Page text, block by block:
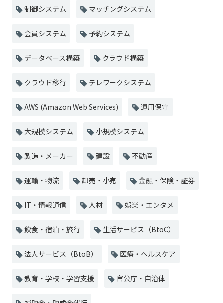
制御システム マッチングシステム
会員システム 予約システム
データベース構築 クラウド構築
クラウド移行 テレワークシステム
AWS (Amazon Web Services) 運用保守
大規模システム 小規模システム
製造・メーカー 建設 不動産
運輸・物流 卸売・小売 金融・保険・証券
IT・情報通信 人材 娯楽・エンタメ
飲食・宿泊・旅行 生活サービス（BtoC）
法人サービス（BtoB） 医療・ヘルスケア
教育・学校・学習支援 官公庁・自治体